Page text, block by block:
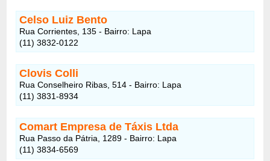
Celso Luiz Bento
Rua Corrientes, 135 - Bairro: Lapa
(11) 3832-0122
Clovis Colli
Rua Conselheiro Ribas, 514 - Bairro: Lapa
(11) 3831-8934
Comart Empresa de Táxis Ltda
Rua Passo da Pátria, 1289 - Bairro: Lapa
(11) 3834-6569